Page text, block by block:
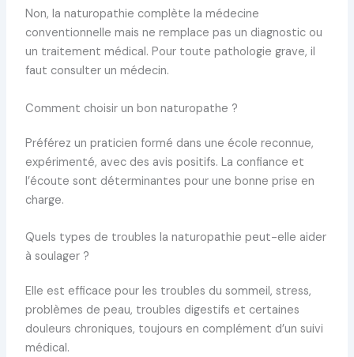
Non, la naturopathie complète la médecine
conventionnelle mais ne remplace pas un diagnostic ou
un traitement médical. Pour toute pathologie grave, il
faut consulter un médecin.
Comment choisir un bon naturopathe ?
Préférez un praticien formé dans une école reconnue,
expérimenté, avec des avis positifs. La confiance et
l’écoute sont déterminantes pour une bonne prise en
charge.
Quels types de troubles la naturopathie peut-elle aider
à soulager ?
Elle est efficace pour les troubles du sommeil, stress,
problèmes de peau, troubles digestifs et certaines
douleurs chroniques, toujours en complément d’un suivi
médical.